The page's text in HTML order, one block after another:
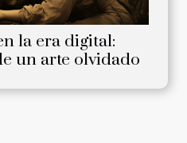
la era digital:
un arte olvidado